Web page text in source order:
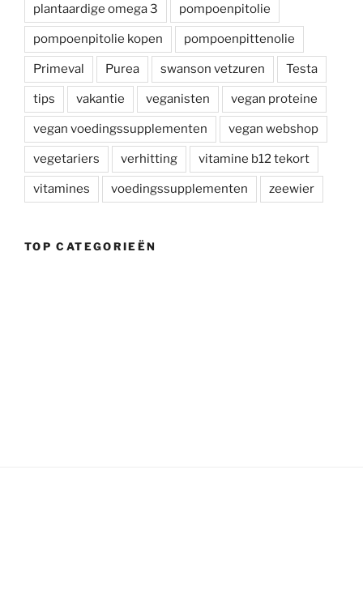
plantaardige omega 3 pompoenpitolie
pompoenpitolie kopen pompoenpittenolie
Primeval Purea swanson vetzuren Testa
tips vakantie veganisten vegan proteine
vegan voedingssupplementen vegan webshop
vegetariers verhitting vitamine b12 tekort
vitamines voedingssupplementen zeewier
TOP CATEGORIEËN